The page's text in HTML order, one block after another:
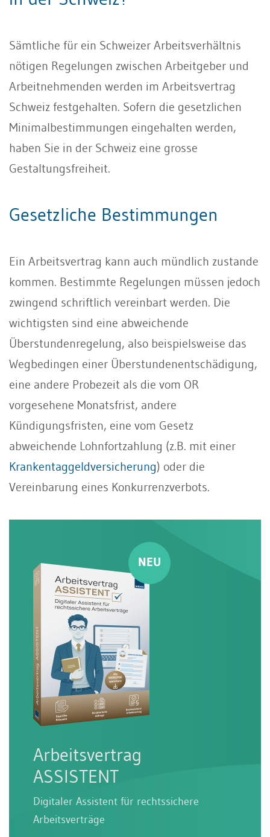
Sämtliche für ein Schweizer Arbeitsverhältnis
nötigen Regelungen zwischen Arbeitgeber und
Arbeitnehmenden werden im Arbeitsvertrag
Schweiz festgehalten. Sofern die gesetzlichen
Minimalbestimmungen eingehalten werden,
haben Sie in der Schweiz eine grosse
Gestaltungsfreiheit.
Gesetzliche Bestimmungen
Ein Arbeitsvertrag kann auch mündlich zustande
kommen. Bestimmte Regelungen müssen jedoch
zwingend schriftlich vereinbart werden. Die
wichtigsten sind eine abweichende
Überstundenregelung, also beispielsweise das
Wegbedingen einer Überstundenentschädigung,
eine andere Probezeit als die vom OR
vorgesehene Monatsfrist, andere
Kündigungsfristen, eine vom Gesetz
abweichende Lohnfortzahlung (z.B. mit einer
Krankentaggeldversicherung) oder die
Vereinbarung eines Konkurrenzverbots.
Arbeitsvertrag
ASSISTENT
Digitaler Assistent für rechtssichere
Arbeitsverträge